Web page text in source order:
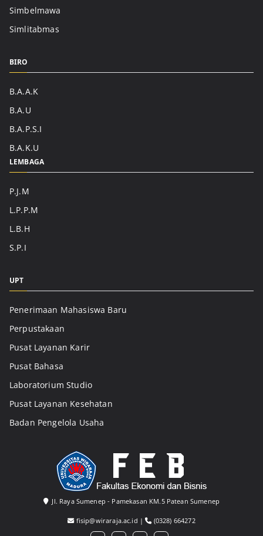
Simbelmawa
Simlitabmas
BIRO
B.A.A.K
B.A.U
B.A.P.S.I
B.A.K.U
LEMBAGA
P.J.M
L.P.P.M
L.B.H
S.P.I
UPT
Penerimaan Mahasiswa Baru
Perpustakaan
Pusat Layanan Karir
Pusat Bahasa
Laboratorium Studio
Pusat Layanan Kesehatan
Badan Pengelola Usaha
Jl. Raya Sumenep - Pamekasan KM.5 Patean Sumenep
fisip@wiraraja.ac.id | (0328) 664272